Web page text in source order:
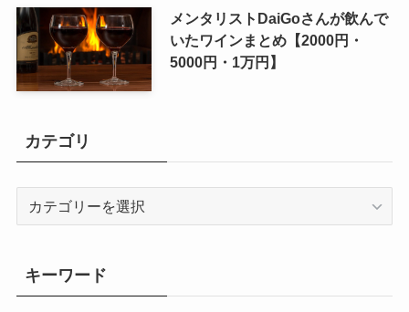
メンタリストDaiGoさんが飲んで
いたワインまとめ【2000円・
5000円・1万円】
カテゴリ
キーワード